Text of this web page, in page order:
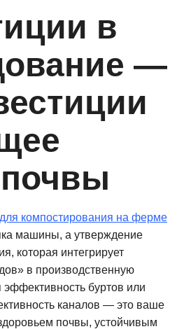
в
—
компостирования на ферме
машины, а утверждение
которая интегрирует
в производственную
буртов или
каналов — это ваше
почвы, устойчивым